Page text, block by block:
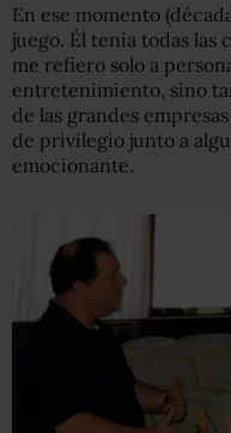
En ese momento
juego. Él tenía todas las
me refiero solo a
entretenimiento, sino
de las grandes
de privilegio junto a
emocionante.